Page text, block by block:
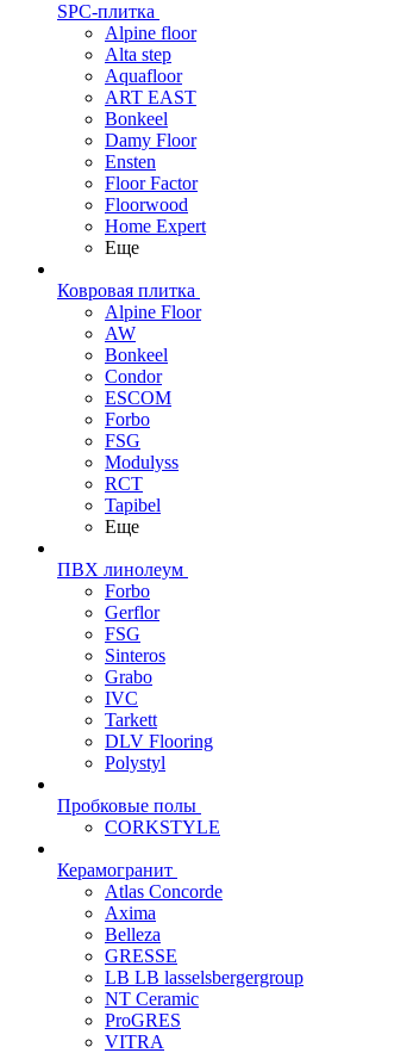
SPC-плитка
Alpine floor
Alta step
Aquafloor
ART EAST
Bonkeel
Damy Floor
Ensten
Floor Factor
Floorwood
Home Expert
Еще
Ковровая плитка
Alpine Floor
AW
Bonkeel
Condor
ESCOM
Forbo
FSG
Modulyss
RCT
Tapibel
Еще
ПВХ линолеум
Forbo
Gerflor
FSG
Sinteros
Grabo
IVC
Tarkett
DLV Flooring
Polystyl
Пробковые полы
CORKSTYLE
Керамогранит
Atlas Concorde
Axima
Belleza
GRESSE
LB LB lasselsbergergroup
NT Ceramic
ProGRES
VITRA